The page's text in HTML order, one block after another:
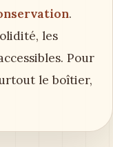
.
les
Pour
le boîtier,